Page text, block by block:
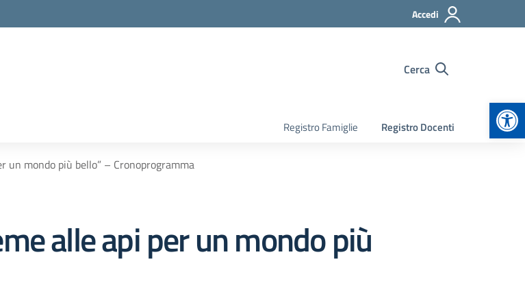
Accedi
Cerca
Registro Famiglie Registro Docenti
un mondo più bello” – Cronoprogramma
alle api per un mondo più